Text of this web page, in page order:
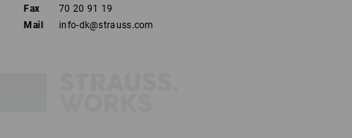
Fax
70 20 91 19
Mail
info-dk@strauss.com